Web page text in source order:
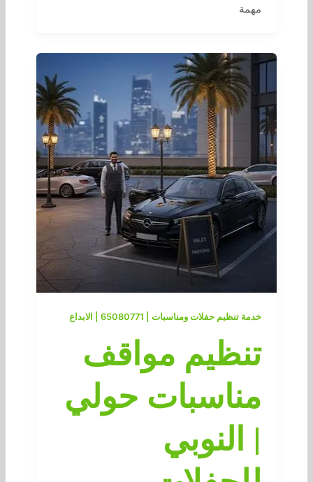
مهمة
خدمة تنظيم حفلات ومناسبات | 65080771 | الابداع
تنظيم مواقف
مناسبات حولي
| النوبي